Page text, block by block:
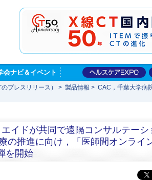
会ナビ＆イベント
プレスリリース） > 製品情報 > CAC，千葉大学病
イドが共同で遠隔コンサルテーシ
の推進に向け，「医師間オンライ
を開始